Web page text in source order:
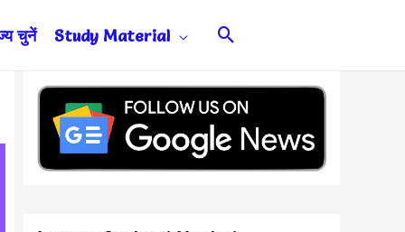
चुनें Study Material Search